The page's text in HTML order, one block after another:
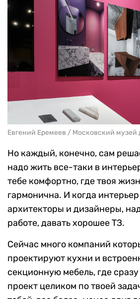
Евгений Еремеев / Московский музей
Но каждый, конечно, сам
надо жить все-таки в
тебе комфортно, где твоя
гармонична. И когда
архитекторы и дизайнеры,
работе, давать хорошее ТЗ.
Сейчас много компаний
проектируют кухни и
секционную мебель, где
проект целиком по твоей